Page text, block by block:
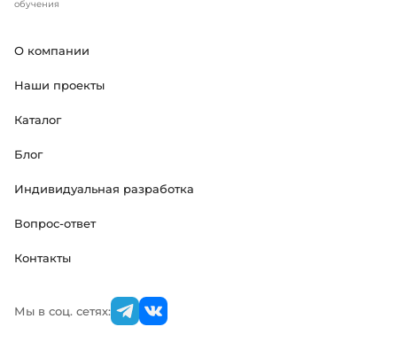
обучения
О компании
Наши проекты
Каталог
Блог
Индивидуальная разработка
Вопрос-ответ
Контакты
Мы в соц. сетях: